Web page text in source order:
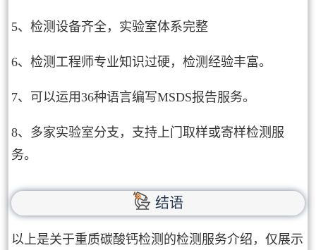
5、检测设备齐全，实验室体系完整
6、检测工程师专业知识过硬，检测经验丰富。
7、可以运用36种语言编写MSDS报告服务。
8、多家实验室分支，支持上门取样或寄样检测服
务。
结语
以上是关于重质碳酸钙检测的检测服务介绍，仅展示